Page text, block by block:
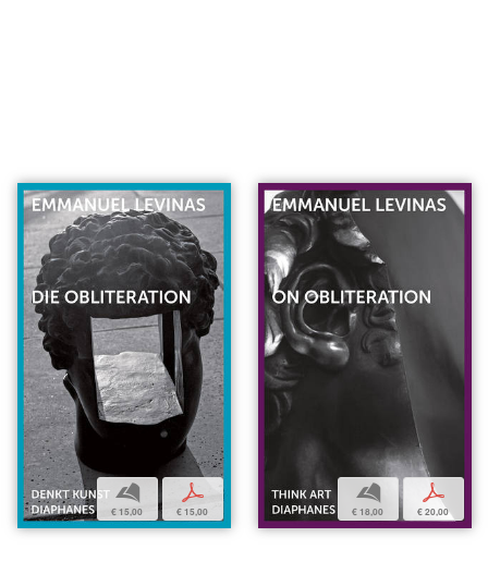
b
€ 15,00
p
€ 15,00
b
€ 18,00
p
€ 20,00